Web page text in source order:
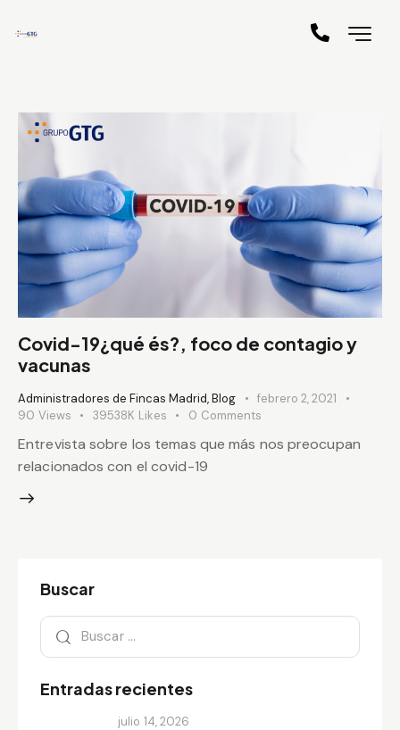
Covid-19¿qué és?, foco de contagio y
vacunas
Administradores de Fincas Madrid,Blog
febrero 2, 2021
90 Views 39538K Likes 0 Comments
Entrevista sobre los temas que más nos preocupan
relacionados con el covid-19
Buscar
Entradas recientes
julio 14, 2026